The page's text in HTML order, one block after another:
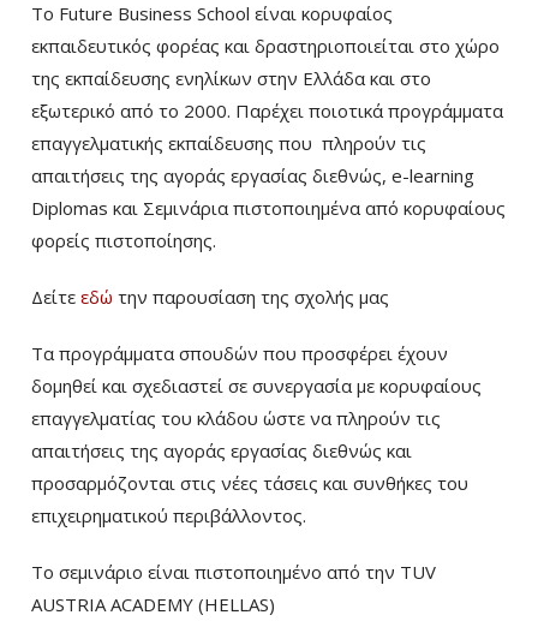
Το Future Business School είναι κορυφαίος
εκπαιδευτικός φορέας και δραστηριοποιείται στο χώρο
της εκπαίδευσης ενηλίκων στην Ελλάδα και στο
εξωτερικό από το 2000. Παρέχει ποιοτικά προγράμματα
επαγγελματικής εκπαίδευσης που πληρούν τις
απαιτήσεις της αγοράς εργασίας διεθνώς, e-learning
Diplomas και Σεμινάρια πιστοποιημένα από κορυφαίους
φορείς πιστοποίησης.
Δείτε εδώ την παρουσίαση της σχολής μας
Τα προγράμματα σπουδών που προσφέρει έχουν
δομηθεί και σχεδιαστεί σε συνεργασία με κορυφαίους
επαγγελματίας του κλάδου ώστε να πληρούν τις
απαιτήσεις της αγοράς εργασίας διεθνώς και
προσαρμόζονται στις νέες τάσεις και συνθήκες του
επιχειρηματικού περιβάλλοντος.
Το σεμινάριο είναι πιστοποιημένο από την TUV
AUSTRIA ACADEMY (HELLAS)